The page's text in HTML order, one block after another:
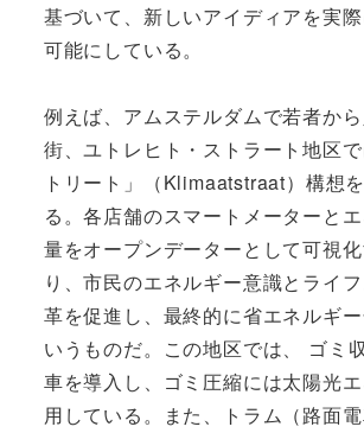
基づいて、新しいアイディアを実
可能にしている。
例えば、アムステルダムで若者か
街、ユトレヒト・ストラート地区
トリート」（Klimaatstraat）構想
る。各店舗のスマートメーターと
量をオープンデーターとして可視
り、市民のエネルギー意識とライ
革を促進し、最終的に省エネルギ
いうものだ。この地区では、 ゴミ
車を導入し、ゴミ圧縮には太陽光
用している。また、トラム（路面